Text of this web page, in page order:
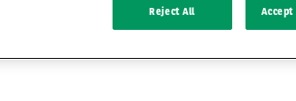
zu gewährleisten, darunter:
Reject All Accept